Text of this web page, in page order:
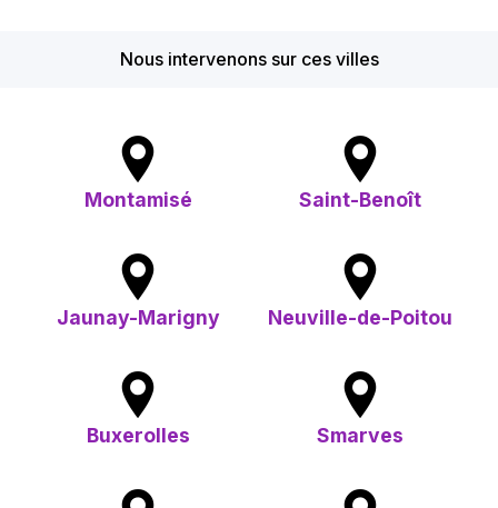
Nous intervenons sur ces villes
Montamisé Saint-Benoît
Jaunay-Marigny Neuville-de-Poitou
Buxerolles Smarves